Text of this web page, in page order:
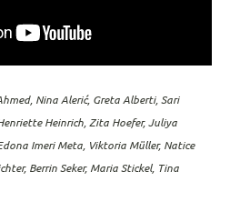
Nina Alerić, Greta Alberti, Sari
Heinrich, Zita Hoefer, Juliya
Imeri Meta, Viktoria Müller, Natice
Berrin Seker, Maria Stickel, Tina